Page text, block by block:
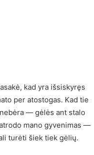
kad yra išsiskyręs
per atostogas. Kad tie
— gėlės ant stalo
mano gyvenimas —
turėti šiek tiek gėlių.